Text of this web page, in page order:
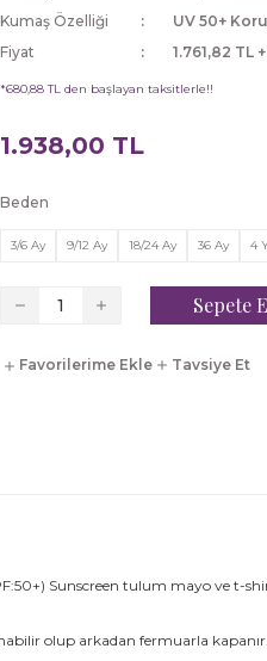
Kumaş Özelliği
UV 50+
Fiyat
1.761,82 TL
*680,88 TL den başlayan taksitlerle!!
1.938,00 TL
Beden
3/6 Ay 9/12 Ay 18/24 Ay 36 Ay 4
Sepete
Tavsiye Et
Sunscreen tulum mayo ve t-
olup arkadan fermuarla kapanır.